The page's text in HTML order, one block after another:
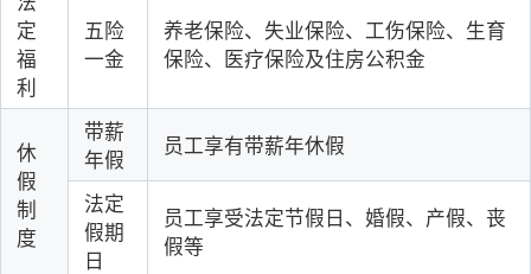
定
福
利
五险
一金
养老保险、失业保险、工伤保险、生育
保险、医疗保险及住房公积金
休
假
制
度
带薪
年假
员工享有带薪年休假
法定
假期
日
员工享受法定节假日、婚假、产假、丧
假等